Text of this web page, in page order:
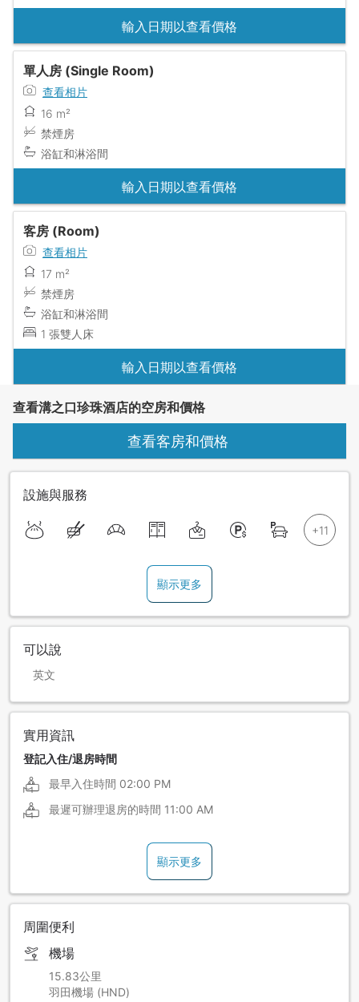
輸入日期以查看價格
單人房 (Single Room)
查看相片
16 m²
禁煙房
浴缸和淋浴間
輸入日期以查看價格
客房 (Room)
查看相片
17 m²
禁煙房
浴缸和淋浴間
1 張雙人床
輸入日期以查看價格
查看溝之口珍珠酒店的空房和價格
查看客房和價格
設施與服務
顯示更多
可以說
英文
實用資訊
登記入住/退房時間
最早入住時間 02:00 PM
最遲可辦理退房的時間 11:00 AM
顯示更多
周圍便利
機場
15.83公里
羽田機場 (HND)